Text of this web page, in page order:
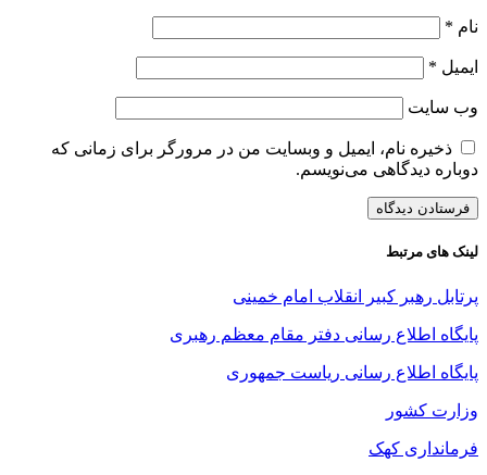
نام *
ایمیل *
وب‌ سایت
ذخیره نام، ایمیل و وبسایت من در مرورگر برای زمانی که
دوباره دیدگاهی می‌نویسم.
لینک های مرتبط
پرتابل رهبر کبیر انقلاب امام خمینی
پایگاه اطلاع رسانی دفتر مقام معظم رهبری
پایگاه اطلاع رسانی ریاست جمهوری
وزارت کشور
فرمانداری کهک